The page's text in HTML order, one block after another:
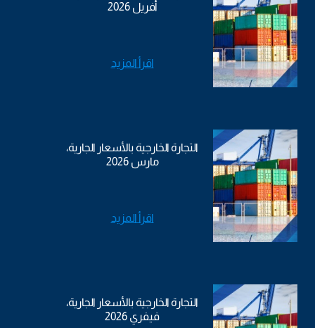
أفريل 2026
اقرأ المزيد
التجارة الخارجية بالأسعار الجارية،
مارس 2026
اقرأ المزيد
التجارة الخارجية بالأسعار الجارية،
فيفري 2026